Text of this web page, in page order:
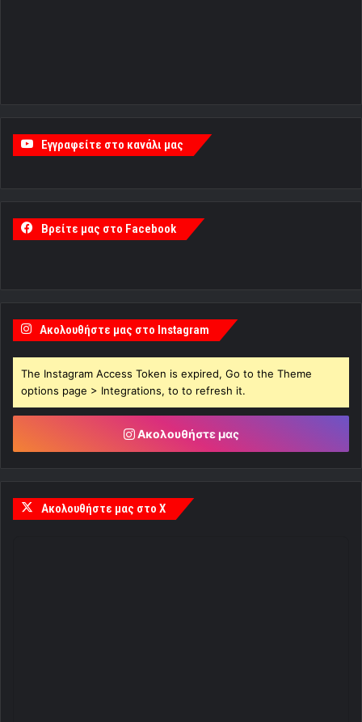
Εγγραφείτε στο κανάλι μας
Βρείτε μας στο Facebook
Ακολουθήστε μας στο Instagram
The Instagram Access Token is expired, Go to the Theme
options page > Integrations, to to refresh it.
Ακολουθήστε μας
Ακολουθήστε μας στο X